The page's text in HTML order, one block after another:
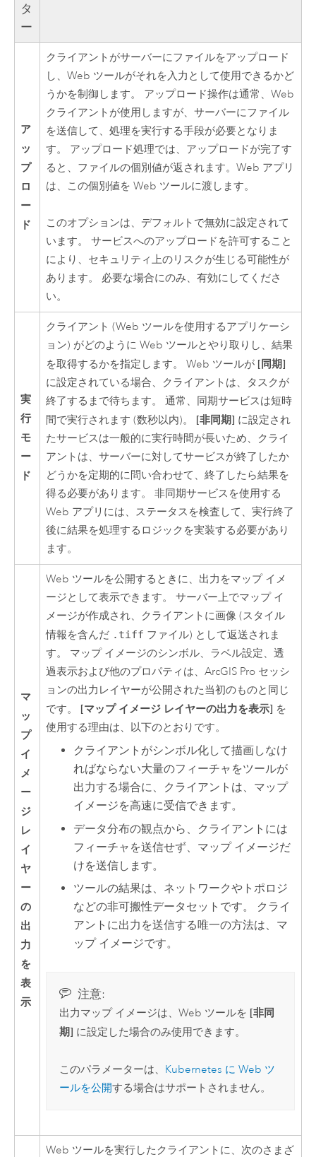
タ
ー
ア
ッ
プ
ロ
ー
ド
クライアントがサーバーにファイルをアップロード
し、Web ツールがそれを入力として使用できるかど
うかを制御します。 アップロード操作は通常、Web
クライアントが使用しますが、サーバーにファイル
を送信して、処理を実行する手段が必要となりま
す。 アップロード処理では、アップロードが完了す
ると、ファイルの個別値が返されます。Web アプリ
は、この個別値を Web ツールに渡します。
このオプションは、デフォルトで無効に設定されて
います。 サービスへのアップロードを許可すること
により、セキュリティ上のリスクが生じる可能性が
あります。 必要な場合にのみ、有効にしてくださ
い。
実
行
モ
ー
ド
クライアント (Web ツールを使用するアプリケーシ
ョン) がどのように Web ツールとやり取りし、結果
を取得するかを指定します。 Web ツールが [同期]
に設定されている場合、クライアントは、タスクが
終了するまで待ちます。 通常、同期サービスは短時
間で実行されます (数秒以内)。 [非同期] に設定され
たサービスは一般的に実行時間が長いため、クライ
アントは、サーバーに対してサービスが終了したか
どうかを定期的に問い合わせて、終了したら結果を
得る必要があります。 非同期サービスを使用する
Web アプリには、ステータスを検査して、実行終了
後に結果を処理するロジックを実装する必要があり
ます。
マ
ッ
プ
イ
メ
ー
ジ
レ
イ
ヤ
ー
の
出
力
を
表
示
Web ツールを公開するときに、出力をマップ イメ
ージとして表示できます。 サーバー上でマップ イ
メージが作成され、クライアントに画像 (スタイル
情報を含んだ .tiff ファイル) として返送されま
す。 マップ イメージのシンボル、ラベル設定、透
過表示および他のプロパティは、ArcGIS Pro セッシ
ョンの出力レイヤーが公開された当初のものと同じ
です。 [マップ イメージ レイヤーの出力を表示] を
使用する理由は、以下のとおりです。
クライアントがシンボル化して描画しなけ
ればならない大量のフィーチャをツールが
出力する場合に、クライアントは、マップ
イメージを高速に受信できます。
データ分布の観点から、クライアントには
フィーチャを送信せず、マップ イメージだ
けを送信します。
ツールの結果は、ネットワークやトポロジ
などの非可搬性データセットです。 クライ
アントに出力を送信する唯一の方法は、マ
ップ イメージです。
注意:
出力マップ イメージは、Web ツールを [非同
期] に設定した場合のみ使用できます。
このパラメーターは、 Kubernetes に Web ツ
ールを公開する場合はサポートされません。
Web ツールを実行したクライアントに、次のさまざ